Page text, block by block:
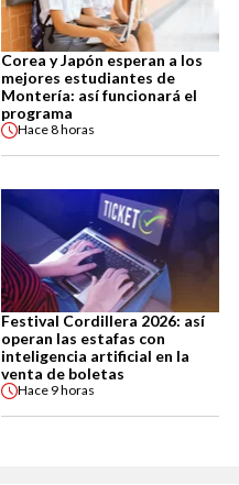
Corea y Japón esperan a los
mejores estudiantes de
Montería: así funcionará el
programa
Hace8 horas
Festival Cordillera 2026: así
operan las estafas con
inteligencia artificial en la
venta de boletas
Hace 9 horas